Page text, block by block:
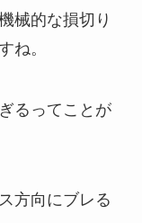
械的な損切り
ね。
るってことが
方向にブレる